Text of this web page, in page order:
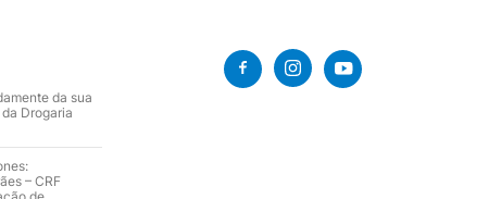
persistentes, consulte o seu médico.
da sua
Drogaria
– CRF